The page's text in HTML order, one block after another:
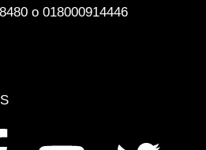
o 018000914446